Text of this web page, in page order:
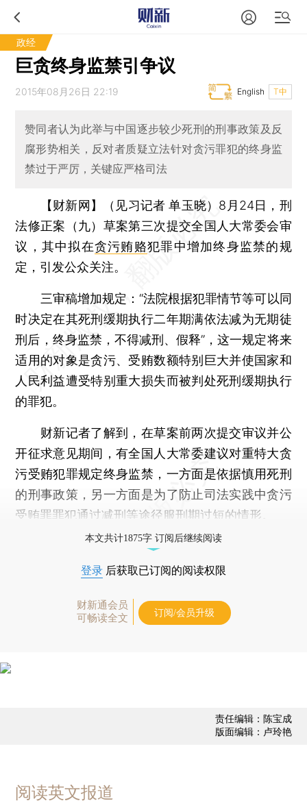
政经
巨贪终身监禁引争议
2015年08月26日 22:19 T中
English
赞同者认为此举与中国逐步较少死刑的刑事政策及反
腐形势相关，反对者质疑立法针对贪污罪犯的终身监
禁过于严厉，关键应严格司法
【财新网】（见习记者 单玉晓） 8月24日，刑
法修正案（九）草案第三次提交全国人大常委会审
议，其中拟在贪污贿赂犯罪中增加终身监禁的规
定，引发公众关注。
三审稿增加规定：“法院根据犯罪情节等可以同
时决定在其死刑缓期执行二年期满依法减为无期徒
刑后，终身监禁，不得减刑、假释”，这一规定将来
适用的对象是贪污、受贿数额特别巨大并使国家和
人民利益遭受特别重大损失而被判处死刑缓期执行
的罪犯。
财新记者了解到，在草案前两次提交审议并公
开征求意见期间，有全国人大常委建议对重特大贪
污受贿犯罪规定终身监禁，一方面是依据慎用死刑
的刑事政策，另一方面是为了防止司法实践中贪污
受贿罪罪犯通过减刑等途径服刑期过短的情形。
本文共计1875字 订阅后继续阅读
登录 后获取已订阅的阅读权限
财新通会员
可畅读全文
订阅/会员升级
责任编辑：陈宝成
版面编辑：卢玲艳
阅读英文报道